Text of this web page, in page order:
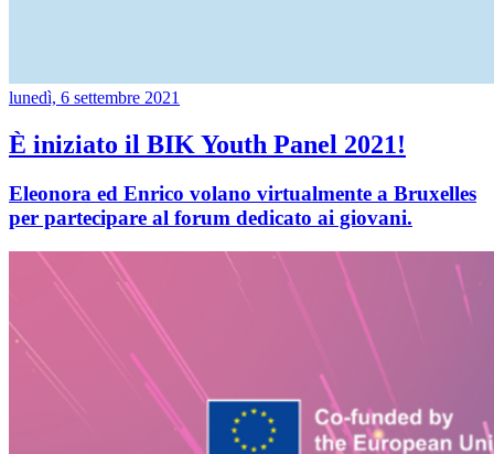
lunedì, 6 settembre 2021
È iniziato il BIK Youth Panel 2021!
Eleonora ed Enrico volano virtualmente a Bruxelles
per partecipare al forum dedicato ai giovani.